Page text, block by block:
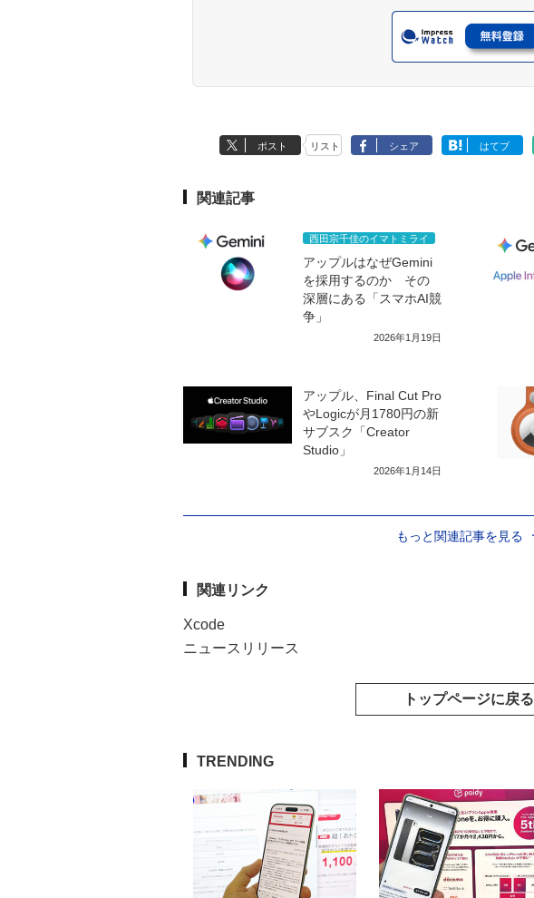
ポスト リスト シェア はてブ
関連記事
西田宗千佳のイマトミライ
アップルはなぜGemini
を採用するのか その
深層にある「スマホAI競
争」
2026年1月19日
アップル、Final Cut Pro
やLogicが月1780円の新
サブスク「Creator
Studio」
2026年1月14日
もっと関連記事を見る
関連リンク
Xcode
ニュースリリース
トップページに戻る
TRENDING